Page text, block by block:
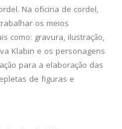
Na oficina de cordel,
os meios
como: gravura, ilustração,
Klabin e os personagens
para a elaboração das
de figuras e